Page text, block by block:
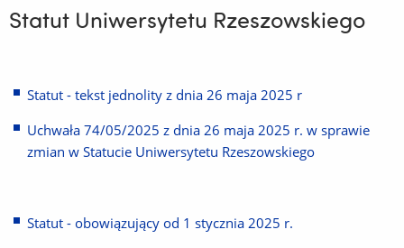
Statut Uniwersytetu Rzeszowskiego
Statut - tekst jednolity z dnia 26 maja 2025 r
Uchwała 74/05/2025 z dnia 26 maja 2025 r. w sprawie
zmian w Statucie Uniwersytetu Rzeszowskiego
Statut - obowiązujący od 1 stycznia 2025 r.